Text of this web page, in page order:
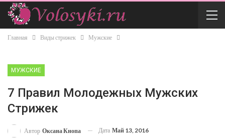
Главная Виды стрижек Мужские
МУЖСКИЕ
7 Правил Молодежных Мужских
Стрижек
Автор Оксана Кнопа Дата Май 13, 2016